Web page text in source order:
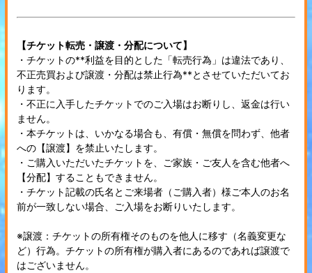
【チケット転売・譲渡・分配について】
・チケットの**利益を目的とした「転売行為」は違法であり、
不正売買および譲渡・分配は禁止行為**とさせていただいてお
ります。
・不正に入手したチケットでのご入場はお断りし、返金は行い
ません。
・本チケットは、いかなる場合も、有償・無償を問わず、他者
への【譲渡】を禁止いたします。
・ご購入いただいたチケットを、ご家族・ご友人を含む他者へ
【分配】することもできません。
・チケット記載の氏名とご来場者（ご購入者）様ご本人のお名
前が一致しない場合、ご入場をお断りいたします。
※譲渡：チケットの所有権そのものを他人に移す（名義変更な
ど）行為。チケットの所有権が購入者にあるのであれば譲渡で
はございません。